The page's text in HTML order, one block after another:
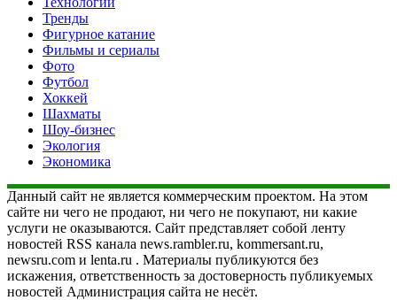
Тренды
Фигурное катание
Фильмы и сериалы
Фото
Футбол
Хоккей
Шахматы
Шоу-бизнес
Экология
Экономика
Данный сайт не является коммерческим проектом. На этом
сайте ни чего не продают, ни чего не покупают, ни какие
услуги не оказываются. Сайт представляет собой ленту
новостей RSS канала news.rambler.ru, kommersant.ru,
newsru.com и lenta.ru . Материалы публикуются без
искажения, ответственность за достоверность публикуемых
новостей Администрация сайта не несёт.